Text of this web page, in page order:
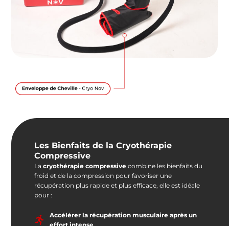
Les Bienfaits de la Cryothérapie
Compressive
Lacryothérapie compressive combine les bienfaits du
froid et de la compression pour favoriser une
récupération plus rapide et plus efficace, elle est idéale
pour :
Accélérer la récupération musculaire après un